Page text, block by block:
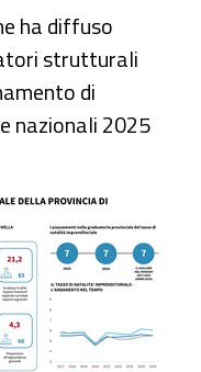
ha diffuso
strutturali
di
nazionali 2025